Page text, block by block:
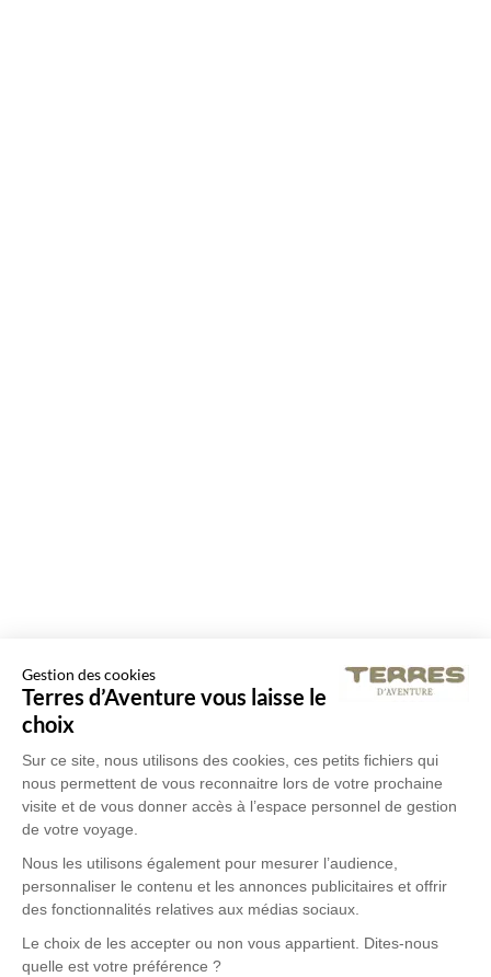
Gestion des cookies
Terres d’Aventure vous laisse le
choix
Sur ce site, nous utilisons des cookies, ces petits fichiers qui
nous permettent de vous reconnaitre lors de votre prochaine
visite et de vous donner accès à l’espace personnel de gestion
de votre voyage.
Nous les utilisons également pour mesurer l’audience,
personnaliser le contenu et les annonces publicitaires et offrir
des fonctionnalités relatives aux médias sociaux.
Le choix de les accepter ou non vous appartient. Dites-nous
quelle est votre préférence ?